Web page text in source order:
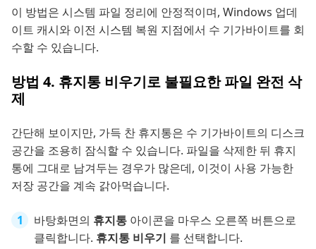
이 방법은 시스템 파일 정리에 안정적이며, Windows 업데
이트 캐시와 이전 시스템 복원 지점에서 수 기가바이트를 회
수할 수 있습니다.
방법 4. 휴지통 비우기로 불필요한 파일 완전 삭
제
간단해 보이지만, 가득 찬 휴지통은 수 기가바이트의 디스크
공간을 조용히 잠식할 수 있습니다. 파일을 삭제한 뒤 휴지
통에 그대로 남겨두는 경우가 많은데, 이것이 사용 가능한
저장 공간을 계속 갉아먹습니다.
바탕화면의 휴지통 아이콘을 마우스 오른쪽 버튼으로
클릭합니다. 휴지통 비우기 를 선택합니다.